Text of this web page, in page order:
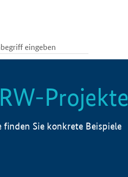
Projekte
Sie konkrete Beispiele